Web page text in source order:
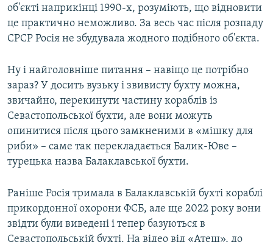
об'єкті наприкінці 1990-х, розуміють, що відновити
це практично неможливо. За весь час після розпаду
СРСР Росія не збудувала жодного подібного об'єкта.
Ну і найголовніше питання – навіщо це потрібно
зараз? У досить вузьку і звивисту бухту можна,
звичайно, перекинути частину кораблів із
Севастопольської бухти, але вони можуть
опинитися після цього замкненими в «мішку для
риби» – саме так перекладається Балик-Юве –
турецька назва Балаклавської бухти.
Раніше Росія тримала в Балаклавській бухті кораблі
прикордонної охорони ФСБ, але ще 2022 року вони
звідти були виведені і тепер базуються в
Севастопольській бухті. На відео від «Атеш», до